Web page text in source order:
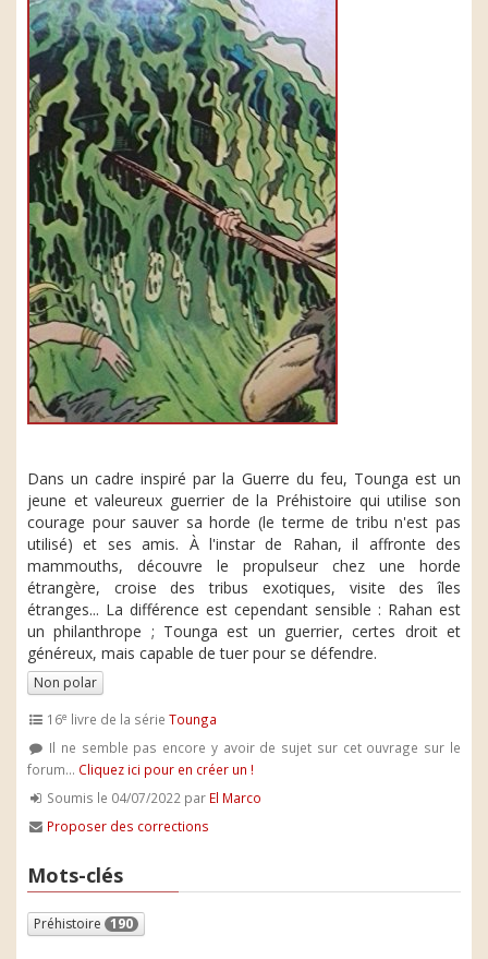
Dans un cadre inspiré par la Guerre du feu, Tounga est un
jeune et valeureux guerrier de la Préhistoire qui utilise son
courage pour sauver sa horde (le terme de tribu n'est pas
utilisé) et ses amis. À l'instar de Rahan, il affronte des
mammouths, découvre le propulseur chez une horde
étrangère, croise des tribus exotiques, visite des îles
étranges... La différence est cependant sensible : Rahan est
un philanthrope ; Tounga est un guerrier, certes droit et
généreux, mais capable de tuer pour se défendre.
Non polar
16e livre de la sérieTounga
Il ne semble pas encore y avoir de sujet sur cet ouvrage sur le
forum... Cliquez ici pour en créer un !
Soumis le 04/07/2022 par El Marco
Proposer des corrections
Mots-clés
Préhistoire 190